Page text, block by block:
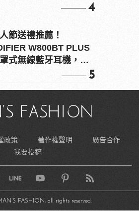
4
節送禮推薦！
W800BT PLUS
式無線藍牙耳機，在
5
政策 著作權聲明
廣告合作
我要投稿
FASHION, all rights reserved.